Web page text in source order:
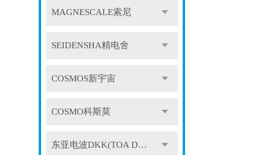
MAGNESCALE索尼
SEIDENSHA精电舍
COSMOS新宇宙
COSMO科斯莫
东亚电波DKK(TOA DKK)